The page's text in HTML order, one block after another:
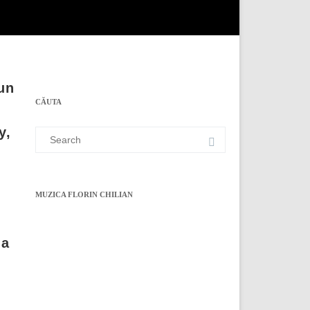
CĂUTA
MUZICA FLORIN CHILIAN